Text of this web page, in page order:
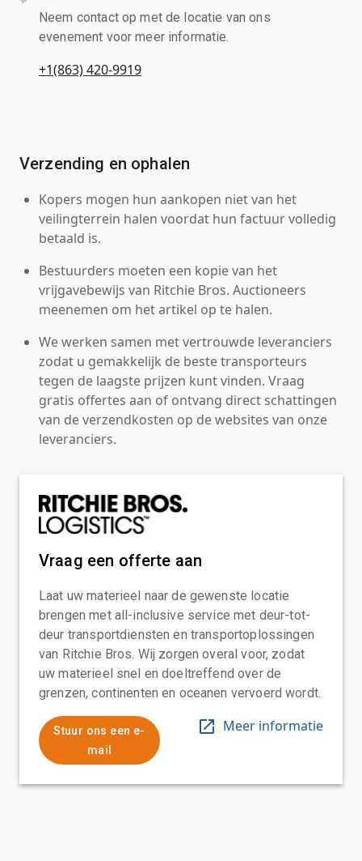
Neem contact op met de locatie van ons
evenement voor meer informatie.
+1(863) 420-9919
Verzending en ophalen
Kopers mogen hun aankopen niet van het
veilingterrein halen voordat hun factuur volledig
betaald is.
Bestuurders moeten een kopie van het
vrijgavebewijs van Ritchie Bros. Auctioneers
meenemen om het artikel op te halen.
We werken samen met vertrouwde leveranciers
zodat u gemakkelijk de beste transporteurs
tegen de laagste prijzen kunt vinden. Vraag
gratis offertes aan of ontvang direct schattingen
van de verzendkosten op de websites van onze
leveranciers.
Vraag een offerte aan
Laat uw materieel naar de gewenste locatie
brengen met all-inclusive service met deur-tot-
deur transportdiensten en transportoplossingen
van Ritchie Bros. Wij zorgen overal voor, zodat
uw materieel snel en doeltreffend over de
grenzen, continenten en oceanen vervoerd wordt.
Stuur ons een e-
mail
Meer informatie